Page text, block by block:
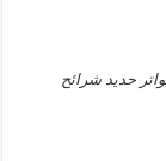
حديد شرائح